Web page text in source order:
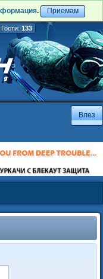
. Приемам
Гости: 133